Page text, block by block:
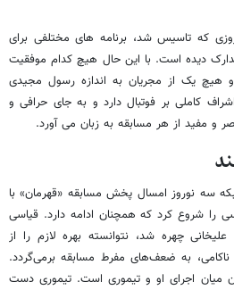
که تاسیس شد، برنامه های مختلفی برای
دیده است. با این حال هیچ کدام موفقیت
و هیچ یک از مجریان به اندازه رسول مجیدی
کاملی بر فوتبال دارد و به جای حرافی و
و مفید از هر مسابقه به زبان می آورد.
سه نوروز امسال پخش مسابقه «قهرمان» با
را شروع کرد که همچنان ادامه دارد. قیاسی
چهره شد، نتوانسته بهره‌ لازم را از
ناکامی، به ضعف‌های مفرط مسابقه برمی‌گردد.
میان اجرای او و تیموری است. تیموری دست